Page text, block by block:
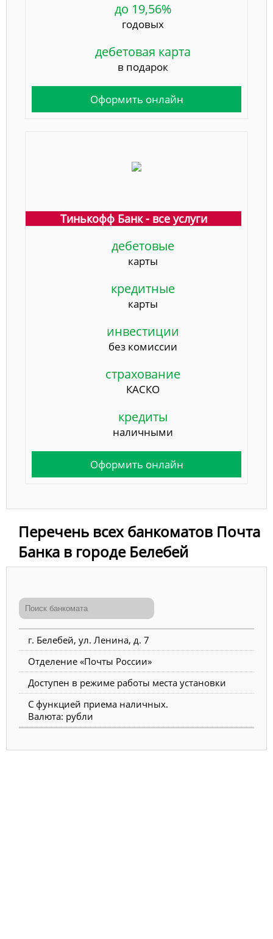
до 19,56%
годовых
дебетовая карта
в подарок
Оформить онлайн
Тинькофф Банк - все услуги
дебетовые
карты
кредитные
карты
инвестиции
без комиссии
страхование
КАСКО
кредиты
наличными
Оформить онлайн
Перечень всех банкоматов Почта
Банка в городе Белебей
г. Белебей, ул. Ленина, д. 7
Отделение «Почты России»
Доступен в режиме работы места установки
С функцией приема наличных.
Валюта: рубли